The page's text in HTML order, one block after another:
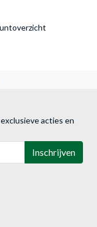
acties en
Inschrijven